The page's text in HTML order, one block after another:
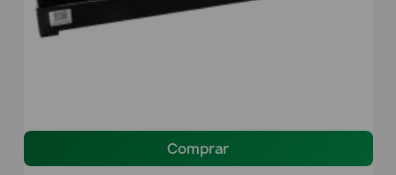
Comprar